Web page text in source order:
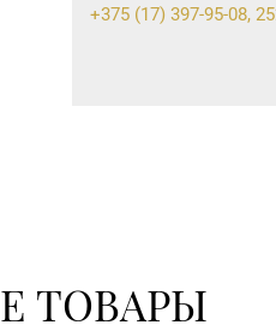
+375 (17) 397-95-08,
ТОВАРЫ